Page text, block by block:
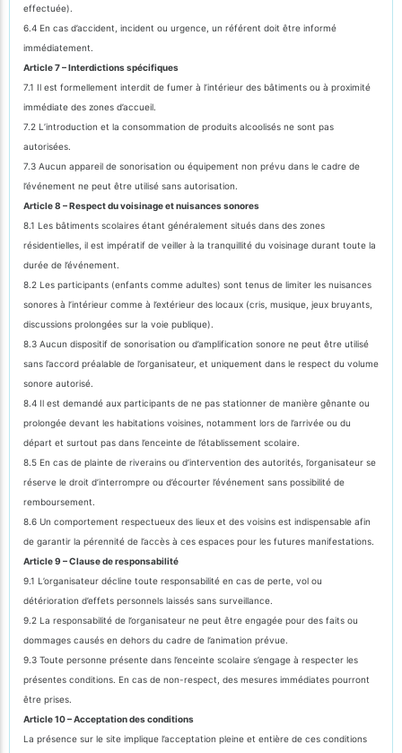
effectuée).
6.4 En cas d’accident, incident ou urgence, un référent doit être informé
immédiatement.
Article 7 – Interdictions spécifiques
7.1 Il est formellement interdit de fumer à l’intérieur des bâtiments ou à proximité
immédiate des zones d’accueil.
7.2 L’introduction et la consommation de produits alcoolisés ne sont pas
autorisées.
7.3 Aucun appareil de sonorisation ou équipement non prévu dans le cadre de
l’événement ne peut être utilisé sans autorisation.
Article 8 – Respect du voisinage et nuisances sonores
8.1 Les bâtiments scolaires étant généralement situés dans des zones
résidentielles, il est impératif de veiller à la tranquillité du voisinage durant toute la
durée de l’événement.
8.2 Les participants (enfants comme adultes) sont tenus de limiter les nuisances
sonores à l’intérieur comme à l’extérieur des locaux (cris, musique, jeux bruyants,
discussions prolongées sur la voie publique).
8.3 Aucun dispositif de sonorisation ou d’amplification sonore ne peut être utilisé
sans l’accord préalable de l’organisateur, et uniquement dans le respect du volume
sonore autorisé.
8.4 Il est demandé aux participants de ne pas stationner de manière gênante ou
prolongée devant les habitations voisines, notamment lors de l’arrivée ou du
départ et surtout pas dans l’enceinte de l’établissement scolaire.
8.5 En cas de plainte de riverains ou d’intervention des autorités, l’organisateur se
réserve le droit d’interrompre ou d’écourter l’événement sans possibilité de
remboursement.
8.6 Un comportement respectueux des lieux et des voisins est indispensable afin
de garantir la pérennité de l’accès à ces espaces pour les futures manifestations.
Article 9 – Clause de responsabilité
9.1 L’organisateur décline toute responsabilité en cas de perte, vol ou
détérioration d’effets personnels laissés sans surveillance.
9.2 La responsabilité de l’organisateur ne peut être engagée pour des faits ou
dommages causés en dehors du cadre de l’animation prévue.
9.3 Toute personne présente dans l’enceinte scolaire s’engage à respecter les
présentes conditions. En cas de non-respect, des mesures immédiates pourront
être prises.
Article 10 – Acceptation des conditions
La présence sur le site implique l’acceptation pleine et entière de ces conditions